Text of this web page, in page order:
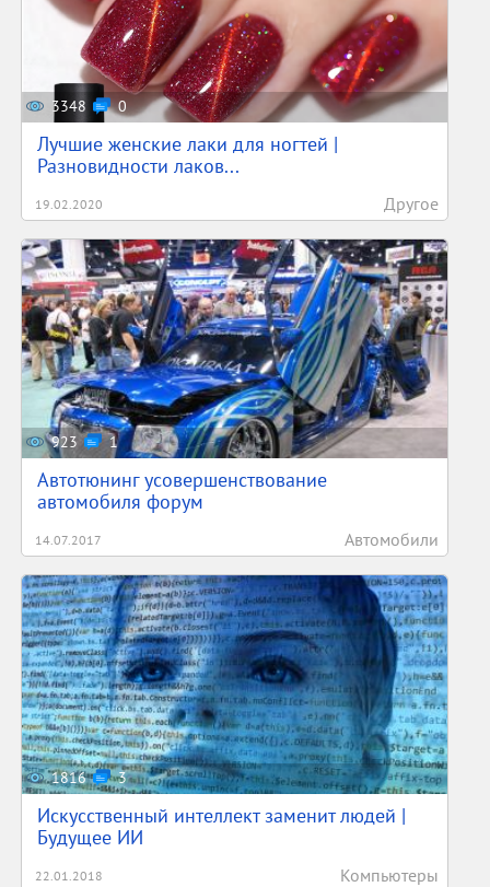
3348 0
Лучшие женские лаки для ногтей |
Разновидности лаков...
19.02.2020 Другое
923 1
Автотюнинг усовершенствование
автомобиля форум
14.07.2017 Автомобили
1816 3
Искусственный интеллект заменит людей |
Будущее ИИ
22.01.2018 Компьютеры